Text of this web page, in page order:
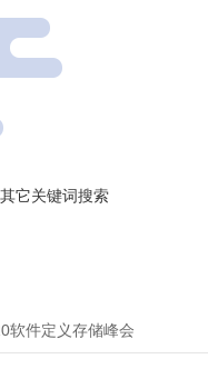
它关键词搜索
软件定义存储峰会